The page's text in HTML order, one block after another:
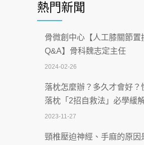
科能量
2026-07-08
沒菸酒也瀕臨洗腎？65歲男
慣」逆轉腎功能 醫揭3招救命
2026-07-08
體溫飆破41度！醫連收兩例
致死率達8成
2026-07-07
深耕萬華55年 西園醫院回顧
熱門新聞
骨微創中心【人工膝關節置
Q&A】骨科魏志定主任
2024-02-26
落枕怎麼辦？多久才會好？
落枕「2招自救法」必學緩
2023-11-27
頸椎壓迫神經、手麻的原因